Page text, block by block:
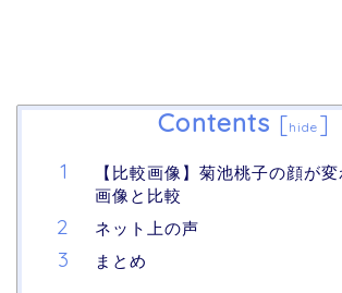
Contents [hide ]
【比較画像】菊池桃子の顔が
画像と比較
ネット上の声
まとめ